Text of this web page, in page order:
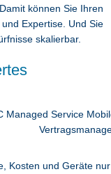
können Sie Ihren
Expertise. Und Sie
skalierbar.
Kosten und Geräte nur